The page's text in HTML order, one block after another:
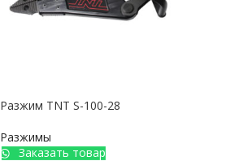
Разжим TNT S-100-28
Разжимы
Заказать товар